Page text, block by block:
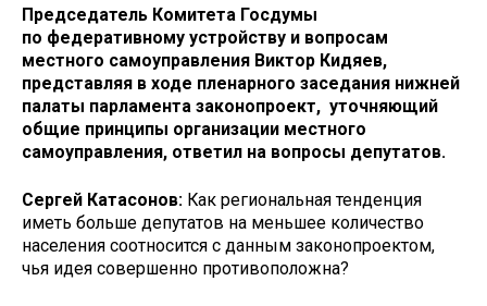
Председатель Комитета Госдумы
по федеративному устройству и вопросам
местного самоуправления Виктор Кидяев,
представляя в ходе пленарного заседания нижней
палаты парламента законопроект, уточняющий
общие принципы организации местного
самоуправления, ответил на вопросы депутатов.
Сергей Катасонов: Как региональная тенденция
иметь больше депутатов на меньшее количество
населения соотносится с данным законопроектом,
чья идея совершенно противоположна?